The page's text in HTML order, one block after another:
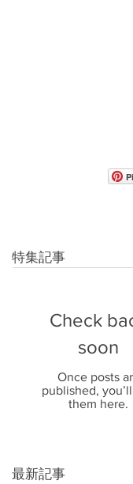
特集記事
Check
soon
Once posts
published,
them here.
最新記事